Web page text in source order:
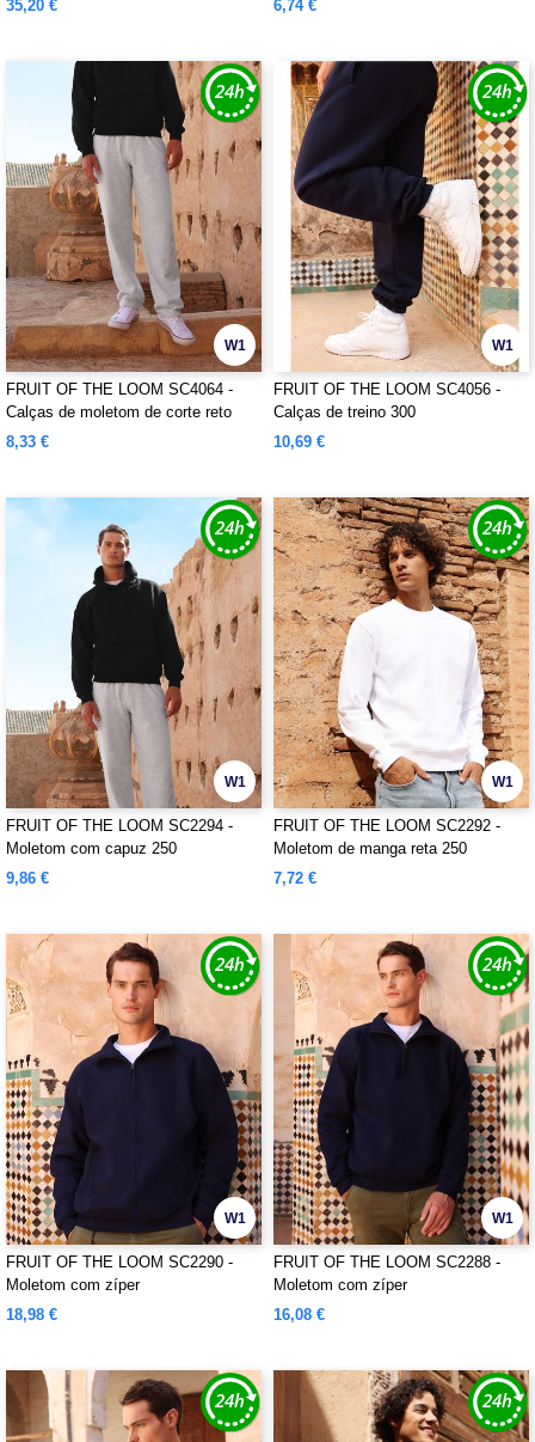
35,20 € 6,74 €
W1
FRUIT OF THE LOOM SC4064 -
Calças de moletom de corte reto
8,33 €
W1
FRUIT OF THE LOOM SC4056 -
Calças de treino 300
10,69 €
W1
FRUIT OF THE LOOM SC2294 -
Moletom com capuz 250
9,86 €
W1
FRUIT OF THE LOOM SC2292 -
Moletom de manga reta 250
7,72 €
W1
FRUIT OF THE LOOM SC2290 -
Moletom com zíper
18,98 €
W1
FRUIT OF THE LOOM SC2288 -
Moletom com zíper
16,08 €